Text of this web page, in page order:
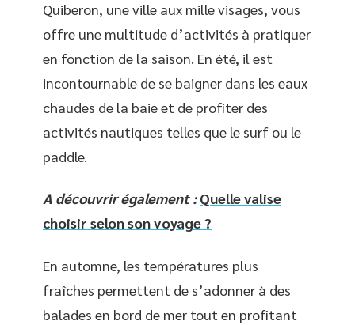
Quiberon, une ville aux mille visages, vous
offre une multitude d’activités à pratiquer
en fonction de la saison. En été, il est
incontournable de se baigner dans les eaux
chaudes de la baie et de profiter des
activités nautiques telles que le surf ou le
paddle.
A découvrir également : Quelle valise
choisir selon son voyage ?
En automne, les températures plus
fraîches permettent de s’adonner à des
balades en bord de mer tout en profitant